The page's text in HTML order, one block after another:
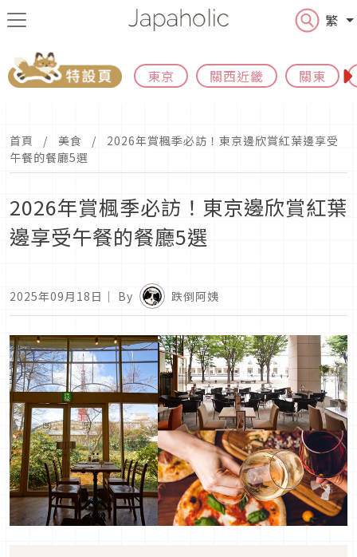
繁
東京 關西近畿 關東
首頁 美食
2026年賞楓季必訪！東京邊欣賞紅葉邊享受
午餐的餐廳5選
2026年賞楓季必訪！東京邊欣賞紅葉
邊享受午餐的餐廳5選
2025年09月18日 ｜ By 跌倒阿姨